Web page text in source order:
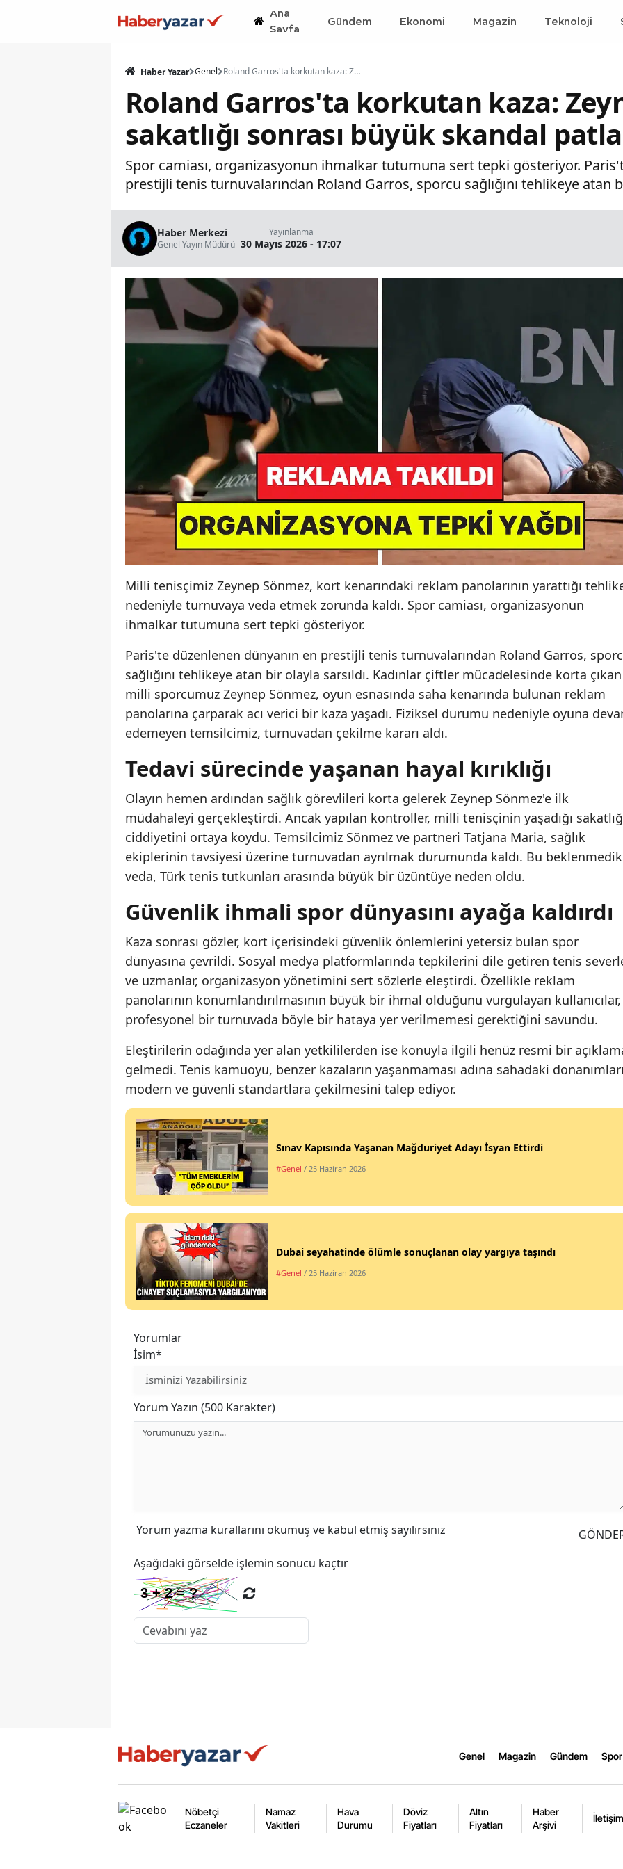
Ana
Sayfa
Gündem Ekonomi Magazin Teknoloji
Haber Yazar Genel Roland Garros'ta korkutan kaza: Zeynep Sönmez'in sakatlığı sonrası büyük skandal patlak verdi
Roland Garros'ta korkutan kaza:
sakatlığı sonrası büyük skandal
Spor camiası, organizasyonun ihmalkar tutumuna sert tepki gösteriyor.
prestijli tenis turnuvalarından Roland Garros, sporcu sağlığını tehlikeye atan
Haber Merkezi
Genel Yayın Müdürü
Yayınlanma
30 Mayıs 2026 - 17:07
Milli tenisçimiz Zeynep Sönmez, kort kenarındaki reklam panolarının yarattığı
nedeniyle turnuvaya veda etmek zorunda kaldı. Spor camiası, organizasyonun
ihmalkar tutumuna sert tepki gösteriyor.
Paris'te düzenlenen dünyanın en prestijli tenis turnuvalarından Roland Garros,
sağlığını tehlikeye atan bir olayla sarsıldı. Kadınlar çiftler mücadelesinde korta çıkan
milli sporcumuz Zeynep Sönmez, oyun esnasında saha kenarında bulunan reklam
panolarına çarparak acı verici bir kaza yaşadı. Fiziksel durumu nedeniyle oyuna
edemeyen temsilcimiz, turnuvadan çekilme kararı aldı.
Tedavi sürecinde yaşanan hayal kırıklığı
Olayın hemen ardından sağlık görevlileri korta gelerek Zeynep Sönmez'e ilk
müdahaleyi gerçekleştirdi. Ancak yapılan kontroller, milli tenisçinin yaşadığı
ciddiyetini ortaya koydu. Temsilcimiz Sönmez ve partneri Tatjana Maria, sağlık
ekiplerinin tavsiyesi üzerine turnuvadan ayrılmak durumunda kaldı. Bu beklenmedik
veda, Türk tenis tutkunları arasında büyük bir üzüntüye neden oldu.
Güvenlik ihmali spor dünyasını ayağa kaldırdı
Kaza sonrası gözler, kort içerisindeki güvenlik önlemlerini yetersiz bulan spor
dünyasına çevrildi. Sosyal medya platformlarında tepkilerini dile getiren tenis
ve uzmanlar, organizasyon yönetimini sert sözlerle eleştirdi. Özellikle reklam
panolarının konumlandırılmasının büyük bir ihmal olduğunu vurgulayan kullanıcılar,
profesyonel bir turnuvada böyle bir hataya yer verilmemesi gerektiğini savundu.
Eleştirilerin odağında yer alan yetkililerden ise konuyla ilgili henüz resmi bir
gelmedi. Tenis kamuoyu, benzer kazaların yaşanmaması adına sahadaki
modern ve güvenli standartlara çekilmesini talep ediyor.
Sınav Kapısında Yaşanan Mağduriyet Adayı İsyan Ettirdi
#Genel / 25 Haziran 2026
Dubai seyahatinde ölümle sonuçlanan olay yargıya taşındı
#Genel / 25 Haziran 2026
Yorumlar
İsim*
Yorum Yazın (500 Karakter)
Yorum yazma kurallarını okumuş ve kabul etmiş sayılırsınız
Aşağıdaki görselde işlemin sonucu kaçtır
Genel Magazin Gündem Spor
Nöbetçi
Eczaneler
Namaz
Vakitleri
Hava
Durumu
Döviz
Fiyatları
Altın
Fiyatları
Haber
Arşivi